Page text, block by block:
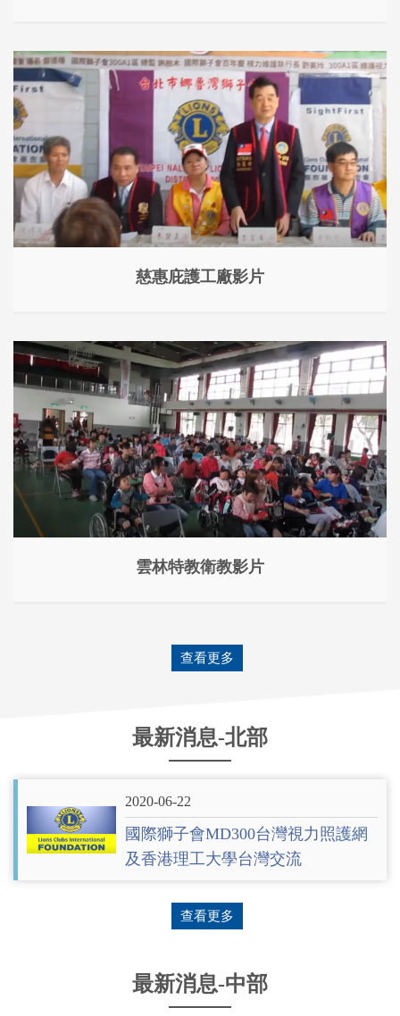
慈惠庇護工廠影片
雲林特教衛教影片
查看更多
最新消息-北部
2020-06-22
國際獅子會MD300台灣視力照護網
及香港理工大學台灣交流
查看更多
最新消息-中部